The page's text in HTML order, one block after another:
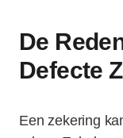
De
Defecte
Een zekering